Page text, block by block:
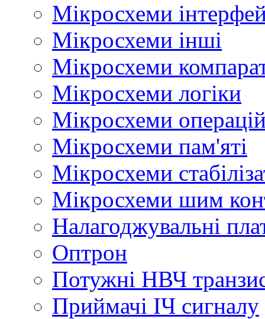
Мікросхеми
Мікросхеми інші
Мікросхеми
Мікросхеми логіки
Мікросхеми
Мікросхеми пам'яті
Мікросхеми
Мікросхеми шим
Налагоджувальні
Оптрон
Потужні НВЧ
Приймачі ІЧ сигналу